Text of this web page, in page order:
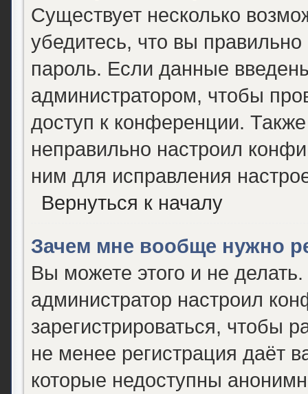
Существует несколько
убедитесь, что вы
пароль. Если данные
администратором, чтобы
доступ к конференции.
неправильно настроил
ним для исправления
Вернуться к началу
Зачем мне вообще нужно
Вы можете этого и не делать.
администратор настроил
зарегистрироваться, чтобы
не менее регистрация даёт
которые недоступны